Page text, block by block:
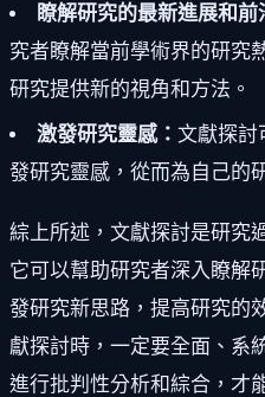
瞭解研究的最新進展和前
究者瞭解當前學術界的研究
研究提供新的視角和方法。
激發研究靈感： 文獻探討
發研究靈感，從而為自己的
綜上所述，文獻探討是研究
它可以幫助研究者深入瞭解
發研究新思路，提高研究的
獻探討時，一定要全面、系
進行批判性分析和綜合，才